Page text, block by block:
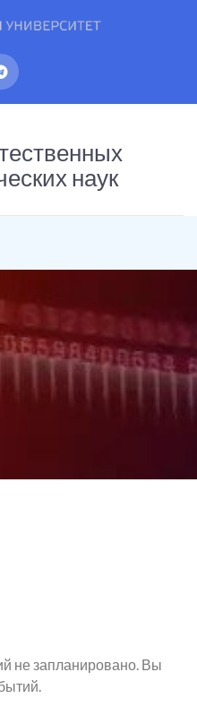
наук
не запланировано. Вы